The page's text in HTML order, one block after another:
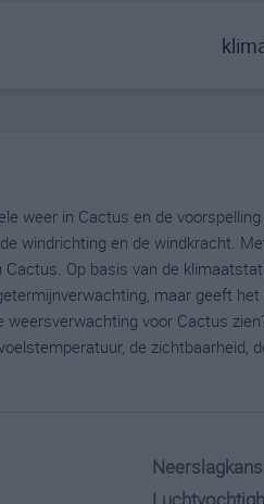
weer in Cactus en de voorspelling
windrichting en de windkracht.
Op basis van de
maar geeft het
voor Cactus
de zichtbaarheid,